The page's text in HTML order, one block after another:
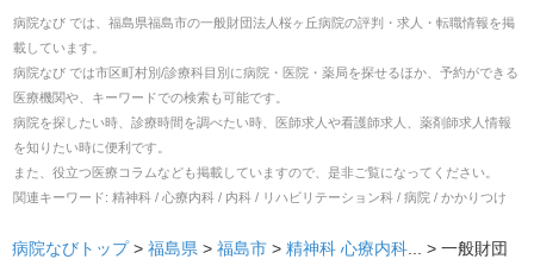
病院なび では、 福島県福島市の一般財団法人桜ヶ丘病院の評判・求人・転職情報を掲
載しています。
病院なび では市区町村別/診療科目別に病院・医院・薬局を探せるほか、予約ができる
医療機関や、キーワードでの検索も可能です。
病院を探したい時、診療時間を調べたい時、医師求人や看護師求人、薬剤師求人情報
を知りたい時に便利です。
また、役立つ医療コラムなども掲載していますので、是非ご覧になってください。
関連キーワード: 精神科 / 心療内科 / 内科 / リハビリテーション科 / 病院 / かかりつけ
病院なびトップ > 福島県 > 福島市 > 精神科 心療内科... > 一般財団